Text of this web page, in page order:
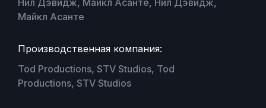
Майкл Асанте
Производственная компания:
Tod Productions, STV Studios, Tod
Productions, STV Studios